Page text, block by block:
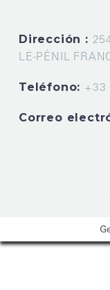
Dirección :
LE-PÉNIL
Teléfono: +33
Correo